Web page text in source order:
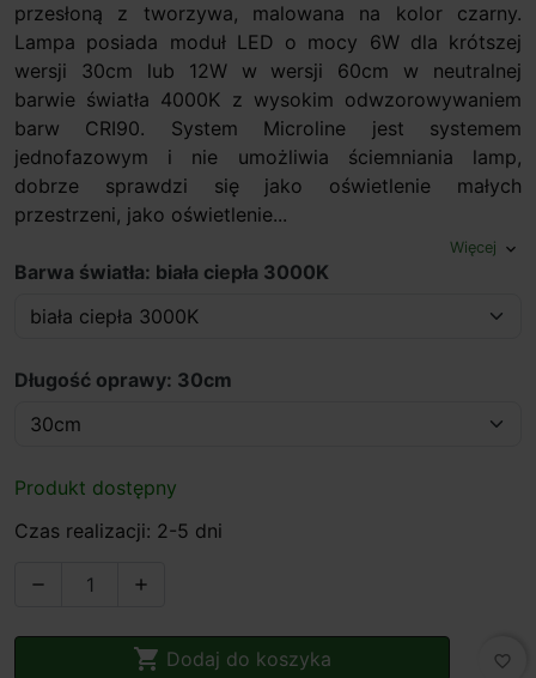
przesłoną z tworzywa, malowana na kolor czarny.
Lampa posiada moduł LED o mocy 6W dla krótszej
wersji 30cm lub 12W w wersji 60cm w neutralnej
barwie światła 4000K z wysokim odwzorowywaniem
barw CRI90. System Microline jest systemem
jednofazowym i nie umożliwia ściemniania lamp,
dobrze sprawdzi się jako oświetlenie małych
przestrzeni, jako oświetlenie...
Więcej expand_more
Barwa światła: biała ciepła 3000K
Długość oprawy: 30cm
Produkt dostępny
Czas realizacji: 2-5 dni
 
 Dodaj do koszyka favorite_border